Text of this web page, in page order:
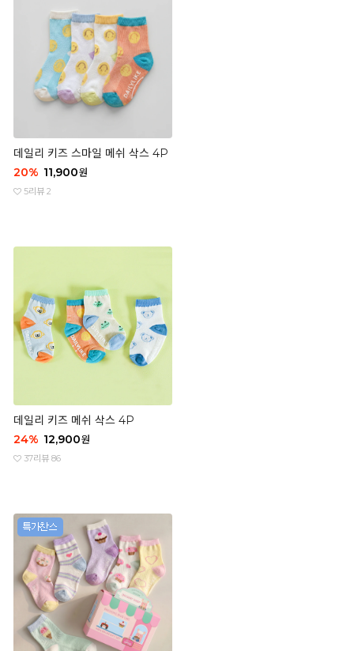
데일리 키즈 스마일 메쉬 삭스 4P
20% 11,900원
5리뷰 2
데일리 키즈 메쉬 삭스 4P
24% 12,900원
37리뷰 86